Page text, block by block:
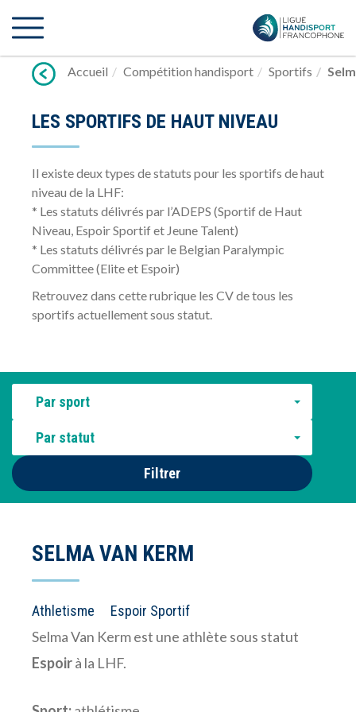
vers
Accueil
Compétition handisport Sportifs
LES SPORTIFS DE HAUT NIVEAU
Il existe deux types de statuts pour les sportifs de haut
niveau de la LHF:
* Les statuts délivrés par l’ADEPS (Sportif de Haut
Niveau, Espoir Sportif et Jeune Talent)
* Les statuts délivrés par le Belgian Paralympic
Committee (Elite et Espoir)
Retrouvez dans cette rubrique les CV de tous les
sportifs actuellement sous statut.
Par sport
Par statut
Filtrer
SELMA VAN KERM
Athletisme Espoir Sportif
Selma Van Kerm est une athlète sous statut
Espoirà la LHF.